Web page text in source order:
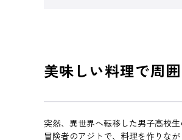
美味しい料理で周
突然、異世界へ転移した男子高校生
冒険者のアジトで、料理を作りな